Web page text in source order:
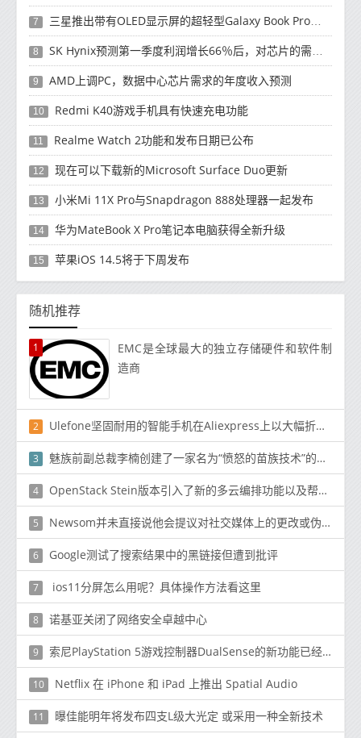
7 三星推出带有OLED显示屏的超轻型Galaxy Book Pro和Galaxy Book Pro 360笔记本电脑
8 SK Hynix预测第一季度利润增长66％后，对芯片的需求将增强
9 AMD上调PC，数据中心芯片需求的年度收入预测
10 Redmi K40游戏手机具有快速充电功能
11 Realme Watch 2功能和发布日期已公布
12 现在可以下载新的Microsoft Surface Duo更新
13 小米Mi 11X Pro与Snapdragon 888处理器一起发布
14 华为MateBook X Pro笔记本电脑获得全新升级
15 苹果iOS 14.5将于下周发布
随机推荐
1
EMC是全球最大的独立存储硬件和软件制
造商
2 Ulefone坚固耐用的智能手机在Aliexpress上以大幅折扣出售
3 魅族前副总裁李楠创建了一家名为“愤怒的苗族技术”的新公司
4 OpenStack Stein版本引入了新的多云编排功能以及帮助实现边缘计算用例的增强功能
5 Newsom并未直接说他会提议对社交媒体上的更改或伪造视频进行监管
6 Google测试了搜索结果中的黑链接但遭到批评
7 ios11分屏怎么用呢？具体操作方法看这里
8 诺基亚关闭了网络安全卓越中心
9 索尼PlayStation 5游戏控制器DualSense的新功能已经出现
10 Netflix 在 iPhone 和 iPad 上推出 Spatial Audio
11 曝佳能明年将发布四支L级大光定 或采用一种全新技术